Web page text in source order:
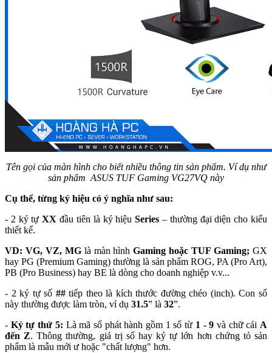
Tên gọi của màn hình cho biết nhiều thông tin sản phẩm. Ví dụ như
sản phẩm ASUS TUF Gaming VG27VQ này
Cụ thể, từng ký hiệu có ý nghĩa như sau:
- 2 ký tựXX đầu tiên là ký hiệuSeries – thường đại diện cho kiểu
thiết kế.
VD: VG, VZ, MGlà màn hìnhGaming hoặc TUF Gaming; GX
hay PG (Premium Gaming) thường là sản phẩm ROG, PA (Pro Art),
PB (Pro Business) hay BE là dòng cho doanh nghiệp v.v...​
- 2 ký tự số ##tiếp theo là kích thước đường chéo (inch). Con số
này thường được làm tròn, ví dụ 31.5” là 32”.
- Ký tự thứ 5: Là mã số phát hành gồm 1 số từ 1 - 9 và chữ cáiA
đến Z. Thông thường, giá trị số hay ký tự lớn hơn chứng tỏ sản
phẩm là mẫu mới ư hoặc "chất lượng" hơn.